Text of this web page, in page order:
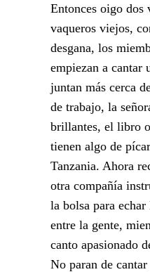
Entonces oigo dos
vaqueros viejos,
desgana, los
empiezan a cantar
juntan más cerca
de trabajo, la
brillantes, el libro
tienen algo de
Tanzania. Ahora
otra compañía
la bolsa para
entre la gente,
canto apasionado
No paran de